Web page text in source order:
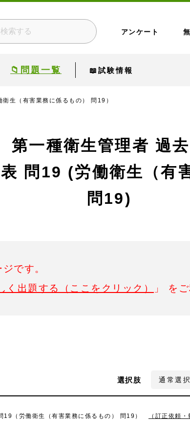
アンケート
📁問題一覧 📖試験情報
生（有害業務に係るもの） 問19）
第一種衛生管理者 過去
問19 (労働衛生（有
問19)
です。
く出題する（ここをクリック）
」 を
選択肢
（労働衛生（有害業務に係るもの） 問19） （訂正依頼